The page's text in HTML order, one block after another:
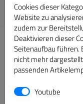
Cookies dieser
Website zu
zudem zur
Deaktivieren dieser
Seitenaufbau führen.
nicht mehr
passenden
Youtube